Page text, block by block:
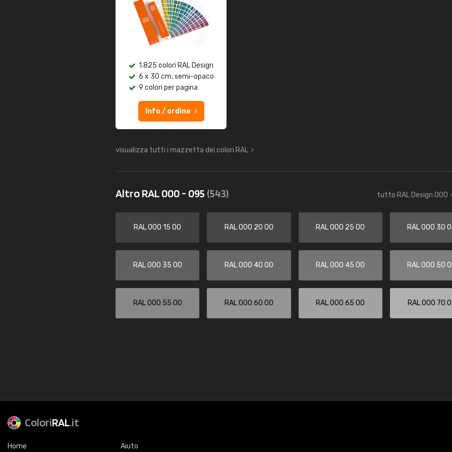
1.825 colori RAL Design
6 x 30 cm, semi-opaco
9 colori per pagina
Info / ordine
visualizza tutti i mazzetta dei colori RAL
Altro RAL 000 - 095 (543) tutto RAL Design 000
RAL 000 15 00 RAL 000 20 00 RAL 000 25 00 RAL 000 30
RAL 000 35 00 RAL 000 40 00 RAL 000 45 00 RAL 000 50
RAL 000 55 00 RAL 000 60 00 RAL 000 65 00 RAL 000 70
ColoriRAL.it
Home Aiuto